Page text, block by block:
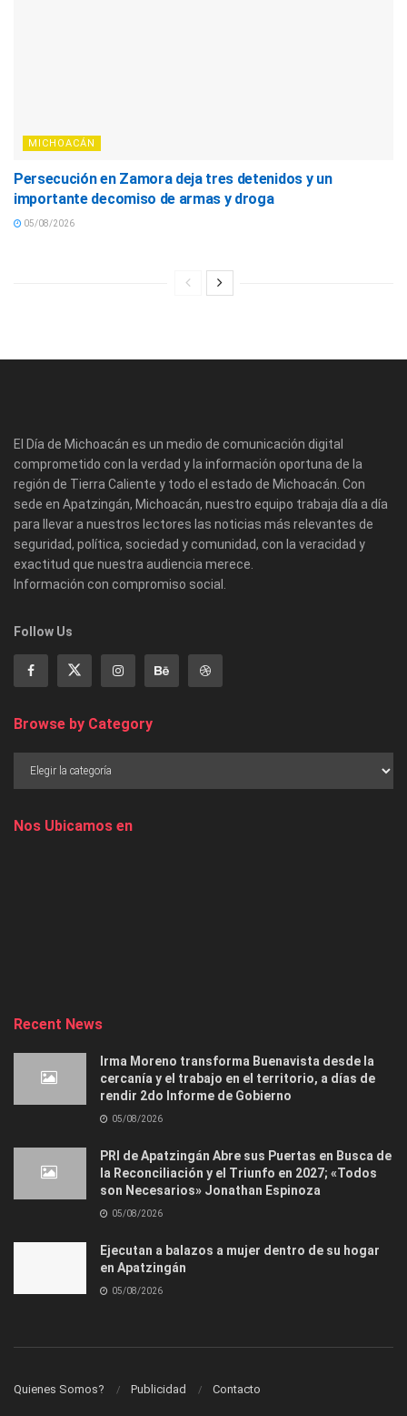
MICHOACÁN
Persecución en Zamora deja tres detenidos y un
importante decomiso de armas y droga
05/08/2026
El Día de Michoacán es un medio de comunicación digital
comprometido con la verdad y la información oportuna de la
región de Tierra Caliente y todo el estado de Michoacán. Con
sede en Apatzingán, Michoacán, nuestro equipo trabaja día a día
para llevar a nuestros lectores las noticias más relevantes de
seguridad, política, sociedad y comunidad, con la veracidad y
exactitud que nuestra audiencia merece.
Información con compromiso social.
Follow Us
Browse by Category
Nos Ubicamos en
Recent News
Irma Moreno transforma Buenavista desde la
cercanía y el trabajo en el territorio, a días de
rendir 2do Informe de Gobierno
05/08/2026
PRI de Apatzingán Abre sus Puertas en Busca de
la Reconciliación y el Triunfo en 2027; «Todos
son Necesarios» Jonathan Espinoza
05/08/2026
Ejecutan a balazos a mujer dentro de su hogar
en Apatzingán
05/08/2026
Quienes Somos? Publicidad Contacto